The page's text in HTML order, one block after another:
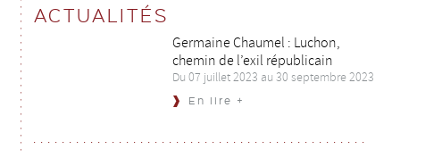
ACTUALITÉS
Germaine Chaumel : Luchon,
chemin de l’exil républicain
Du 07 juillet 2023 au 30 septembre 2023
En lire +